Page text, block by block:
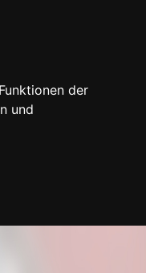
der
und